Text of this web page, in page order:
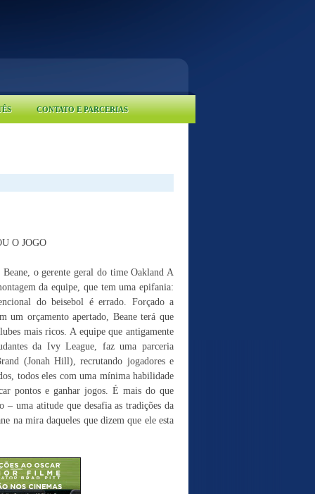
CONTATO E PARCERIAS
O JOGO
o gerente geral do time Oakland A
da equipe, que tem uma epifania:
do beisebol é errado. Forçado a
um orçamento apertado, Beane terá que
mais ricos. A equipe que antigamente
da Ivy League, faz uma parceria
(Jonah Hill), recrutando jogadores e
todos eles com uma mínima habilidade
pontos e ganhar jogos. É mais do que
– uma atitude que desafia as tradições da
na mira daqueles que dizem que ele esta